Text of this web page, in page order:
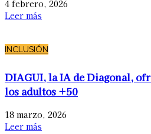
4 febrero, 2026
Leer más
INCLUSIÓN
DIAGUI, la IA de Diagonal,
los adultos +50
18 marzo, 2026
Leer más